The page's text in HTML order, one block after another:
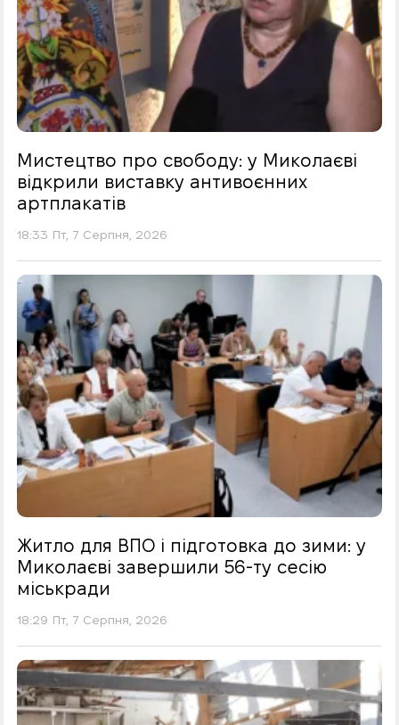
Мистецтво про свободу: у Миколаєві
відкрили виставку антивоєнних
артплакатів
18:33 Пт, 7 Серпня, 2026
Житло для ВПО і підготовка до зими: у
Миколаєві завершили 56-ту сесію
міськради
18:29 Пт, 7 Серпня, 2026